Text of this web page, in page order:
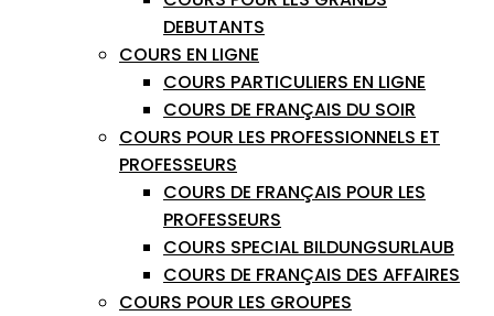
DEBUTANTS
COURS EN LIGNE
COURS PARTICULIERS EN LIGNE
COURS DE FRANÇAIS DU SOIR
COURS POUR LES PROFESSIONNELS ET
PROFESSEURS
COURS DE FRANÇAIS POUR LES
PROFESSEURS
COURS SPECIAL BILDUNGSURLAUB
COURS DE FRANÇAIS DES AFFAIRES
COURS POUR LES GROUPES